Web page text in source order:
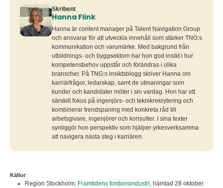
Skribent
Hanna Flink
Hanna är content manager på Talent Navigation Group
och ansvarar för att utveckla innehåll som stärker TNG:s
kommunikation och varumärke. Med bakgrund från
utbildnings- och byggsektorn har hon god insikt i hur
kompetensbehov uppstår och förändras i olika
branscher. På TNG:s insiktsblogg skriver Hanna om
karriärfrågor, ledarskap, samt de utmaningar som
kunder och kandidater möter i sin vardag. Hon har ett
särskilt fokus på ingenjörs- och teknikrekrytering och
kombinerar trendspaning med konkreta råd till
arbetsgivare, ingenjörer och konsulter. I sina texter
synliggör hon perspektiv som hjälper yrkesverksamma
att navigera nästa steg i karriären.
Källor
Region Stockholm: Framtidens fordonsindustri, hämtad 28 oktober